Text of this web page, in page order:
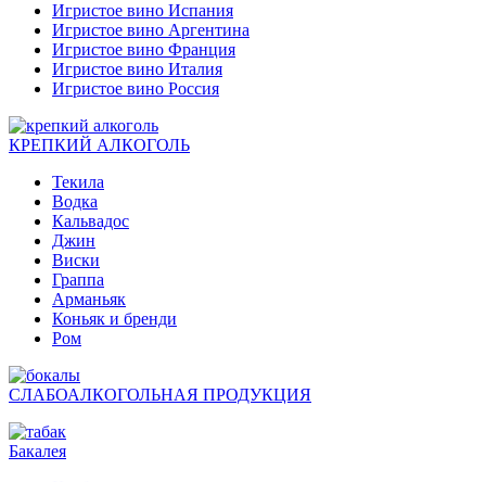
Игристое вино Испания
Игристое вино Аргентина
Игристое вино Франция
Игристое вино Италия
Игристое вино Россия
КРЕПКИЙ АЛКОГОЛЬ
Текила
Водка
Кальвадос
Джин
Виски
Граппа
Арманьяк
Коньяк и бренди
Ром
СЛАБОАЛКОГОЛЬНАЯ ПРОДУКЦИЯ
Бакалея